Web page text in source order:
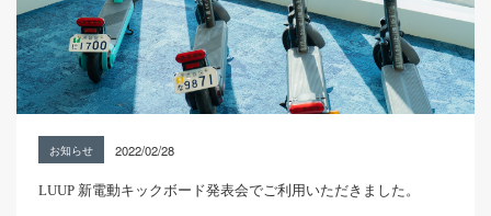
お知らせ 2022/02/28
LUUP 新電動キックボード発表会でご利用いただきました。